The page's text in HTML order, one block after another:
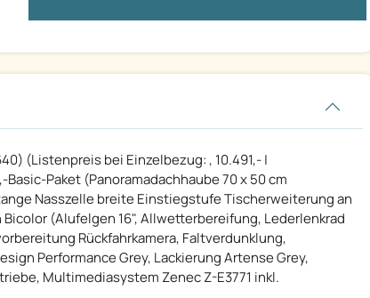
(Listenpreis bei Einzelbezug: , 10.491,- |
Basic-Paket (Panoramadachhaube 70 x 50 cm
Nasszelle breite Einstiegstufe Tischerweiterung an
(Alufelgen 16", Allwetterbereifung, Lederlenkrad
Rückfahrkamera, Faltverdunklung,
Performance Grey, Lackierung Artense Grey,
Multimediasystem Zenec Z-E3771 inkl.